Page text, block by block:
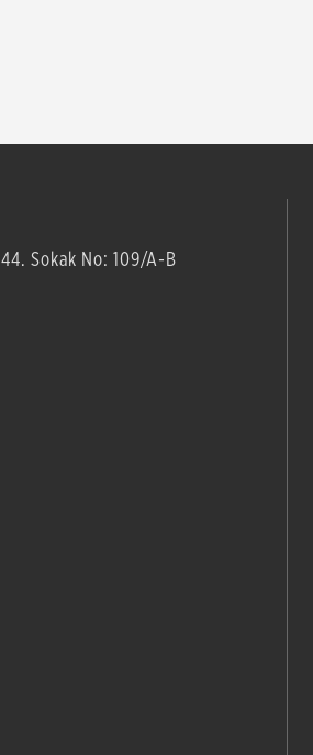
Sokak No: 109/A-B